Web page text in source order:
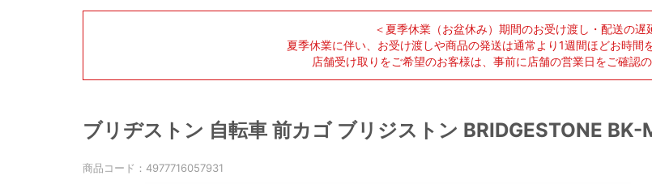
＜夏季休業（お盆休み）期間のお受け渡し・配送の遅
夏季休業に伴い、お受け渡しや商品の発送は通常より1週間ほどお時間
店舗受け取りをご希望のお客様は、事前に店舗の営業日をご確認
ブリヂストン 自転車 前カゴ ブリジストン BRIDGESTONE BK-
商品コード： 4977716057931